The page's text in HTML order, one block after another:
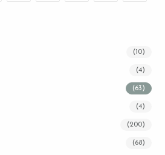
(10)
(4)
(63)
(4)
(200)
(68)